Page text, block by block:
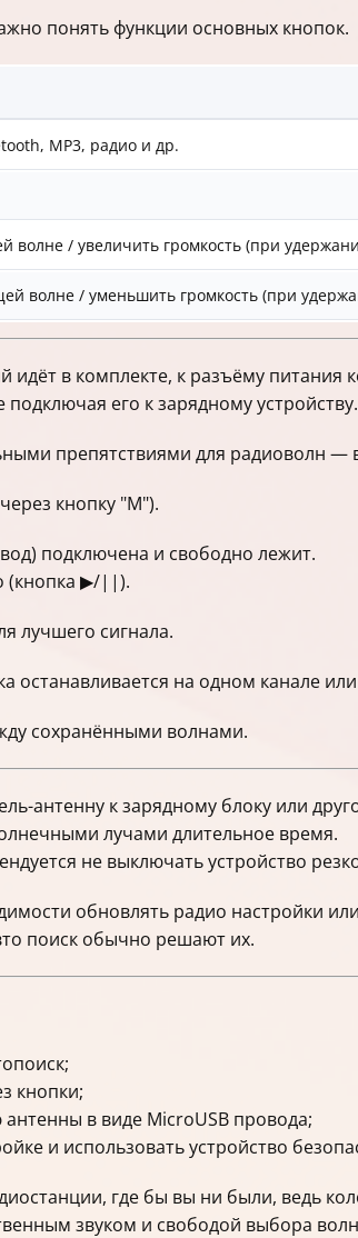
понять функции основных кнопок.
MP3, радио и др.
волне / увеличить громкость (при
волне / уменьшить громкость (при
идёт в комплекте, к разъёму
его к зарядному устройству.
препятствиями для радиоволн —
кнопку "М").
подключена и свободно лежит.
(кнопка ▶/||).
лучшего сигнала.
останавливается на одном канале
сохранёнными волнами.
антенну к зарядному блоку или
лучами длительное время.
не выключать устройство
обновлять радио настройки
поиск обычно решают их.
кнопки;
в виде MicroUSB провода;
и использовать устройство
где бы вы ни были, ведь
звуком и свободой выбора